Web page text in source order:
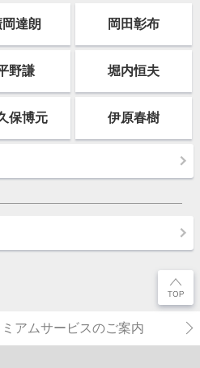
岡達朗 岡田彰布
野謙 堀内恒夫
保博元 伊原春樹
アムサービスのご案内